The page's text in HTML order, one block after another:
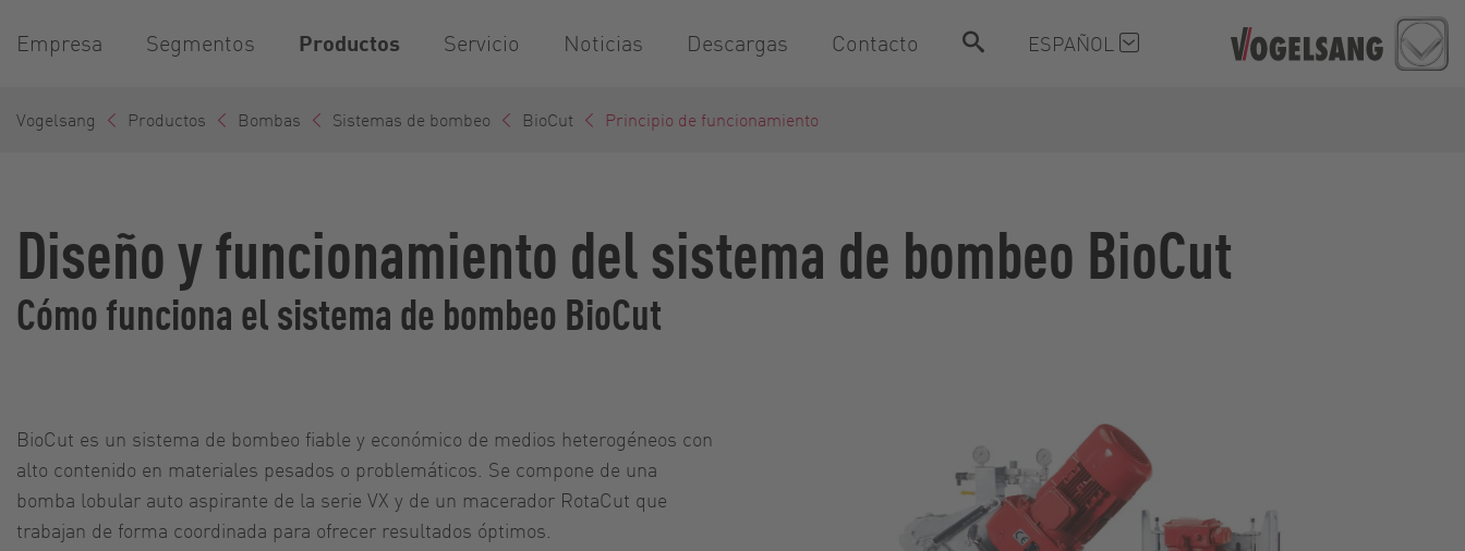
Empresa Segmentos Productos Servicio Noticias Descargas Contacto ESPAÑOL
Vogelsang Productos Bombas Sistemas de bombeo BioCut Principio de funcionamiento
Diseño y funcionamiento del sistema de bombeo BioCut
Cómo funciona el sistema de bombeo BioCut
BioCut es un sistema de bombeo fiable y económico de medios heterogéneos con
alto contenido en materiales pesados o problemáticos. Se compone de una
bomba lobular auto aspirante de la serie VX y de un macerador RotaCut que
trabajan de forma coordinada para ofrecer resultados óptimos.